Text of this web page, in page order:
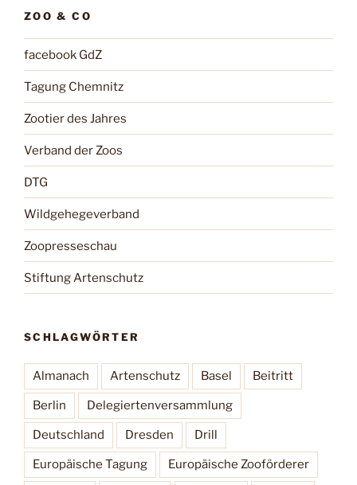
ZOO & CO
facebook GdZ
Tagung Chemnitz
Zootier des Jahres
Verband der Zoos
DTG
Wildgehegeverband
Zoopresseschau
Stiftung Artenschutz
SCHLAGWÖRTER
Almanach Artenschutz Basel Beitritt
Berlin Delegiertenversammlung
Deutschland Dresden Drill
Europäische Tagung Europäische Zooförderer